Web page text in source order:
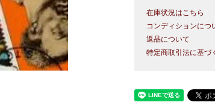
在庫状況はこちら
コンディションにつ
返品について
特定商取引法に基づ